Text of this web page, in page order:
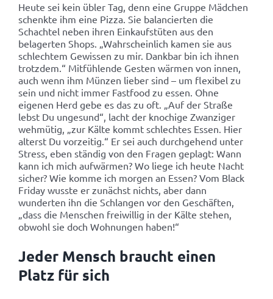
Heute sei kein übler Tag, denn eine Gruppe Mädchen
schenkte ihm eine Pizza. Sie balancierten die
Schachtel neben ihren Einkaufstüten aus den
belagerten Shops. „Wahrscheinlich kamen sie aus
schlechtem Gewissen zu mir. Dankbar bin ich ihnen
trotzdem.“ Mitfühlende Gesten wärmen von innen,
auch wenn ihm Münzen lieber sind – um flexibel zu
sein und nicht immer Fastfood zu essen. Ohne
eigenen Herd gebe es das zu oft. „Auf der Straße
lebst Du ungesund“, lacht der knochige Zwanziger
wehmütig, „zur Kälte kommt schlechtes Essen. Hier
alterst Du vorzeitig.“ Er sei auch durchgehend unter
Stress, eben ständig von den Fragen geplagt: Wann
kann ich mich aufwärmen? Wo liege ich heute Nacht
sicher? Wie komme ich morgen an Essen? Vom Black
Friday wusste er zunächst nichts, aber dann
wunderten ihn die Schlangen vor den Geschäften,
„dass die Menschen freiwillig in der Kälte stehen,
obwohl sie doch Wohnungen haben!“
Jeder Mensch braucht einen
Platz für sich